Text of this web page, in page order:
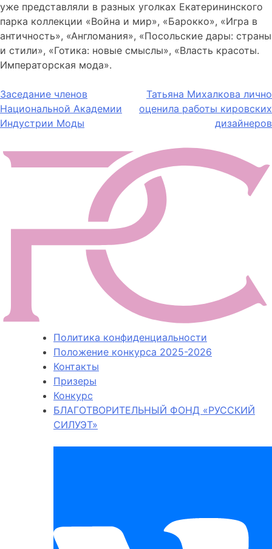
уже представляли в разных уголках Екатерининского
парка коллекции «Война и мир», «Барокко», «Игра в
античность», «Англомания», «Посольские дары: страны
и стили», «Готика: новые смыслы», «Власть красоты.
Императорская мода».
Навигация
по
Заседание членов
Национальной Академии
Индустрии Моды
Татьяна Михалкова лично
оценила работы кировских
дизайнеров
Политика конфиденциальности
Положение конкурса 2025-2026
Контакты
Призеры
Конкурс
БЛАГОТВОРИТЕЛЬНЫЙ ФОНД «РУССКИЙ
СИЛУЭТ»